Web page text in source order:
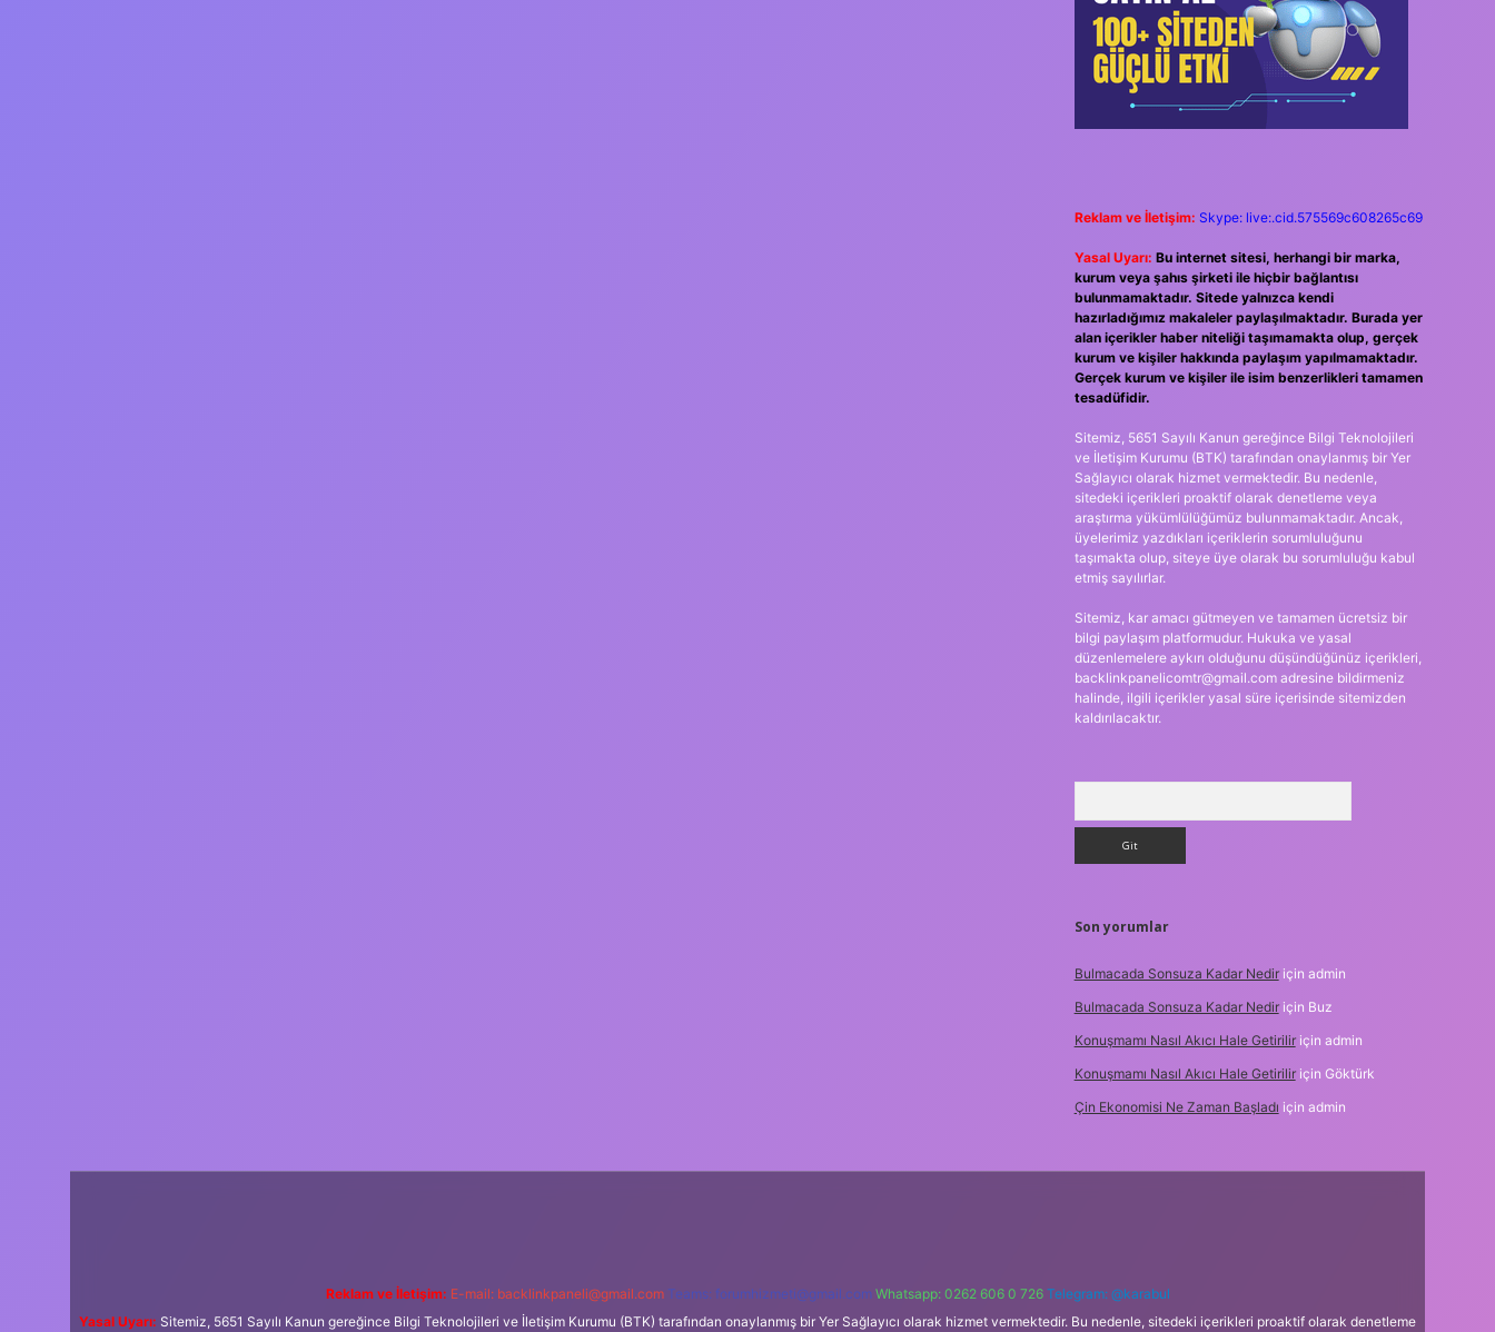
Reklam ve İletişim: Skype: live:.cid.575569c608265c69
Yasal Uyarı: Bu internet sitesi, herhangi bir marka,
kurum veya şahıs şirketi ile hiçbir bağlantısı
bulunmamaktadır. Sitede yalnızca kendi
hazırladığımız makaleler paylaşılmaktadır. Burada yer
alan içerikler haber niteliği taşımamakta olup, gerçek
kurum ve kişiler hakkında paylaşım yapılmamaktadır.
Gerçek kurum ve kişiler ile isim benzerlikleri tamamen
tesadüfidir.
Sitemiz, 5651 Sayılı Kanun gereğince Bilgi Teknolojileri
ve İletişim Kurumu (BTK) tarafından onaylanmış bir Yer
Sağlayıcı olarak hizmet vermektedir. Bu nedenle,
sitedeki içerikleri proaktif olarak denetleme veya
araştırma yükümlülüğümüz bulunmamaktadır. Ancak,
üyelerimiz yazdıkları içeriklerin sorumluluğunu
taşımakta olup, siteye üye olarak bu sorumluluğu kabul
etmiş sayılırlar.
Sitemiz, kar amacı gütmeyen ve tamamen ücretsiz bir
bilgi paylaşım platformudur. Hukuka ve yasal
düzenlemelere aykırı olduğunu düşündüğünüz içerikleri,
backlinkpanelicomtr@gmail.comadresine bildirmeniz
halinde, ilgili içerikler yasal süre içerisinde sitemizden
kaldırılacaktır.
Son yorumlar
Bulmacada Sonsuza Kadar Nediriçin admin
Bulmacada Sonsuza Kadar Nediriçin Buz
Konuşmamı Nasıl Akıcı Hale Getiriliriçin admin
Konuşmamı Nasıl Akıcı Hale Getiriliriçin Göktürk
Çin Ekonomisi Ne Zaman Başladı için admin
Reklam ve İletişim: E-mail: backlinkpaneli@gmail.com Teams: forumhizmeti@gmail.com Whatsapp: 0262 606 0 726 Telegram: @karabul
Yasal Uyarı: Sitemiz, 5651 Sayılı Kanun gereğince Bilgi Teknolojileri ve İletişim Kurumu (BTK) tarafından onaylanmış bir Yer Sağlayıcı olarak hizmet vermektedir. Bu nedenle, sitedeki içerikleri proaktif olarak denetleme